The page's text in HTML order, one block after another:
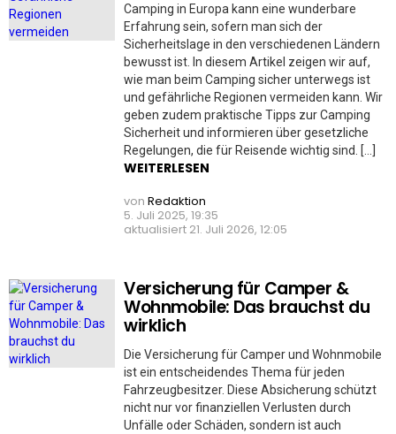
Camping in Europa kann eine wunderbare
Erfahrung sein, sofern man sich der
Sicherheitslage in den verschiedenen Ländern
bewusst ist. In diesem Artikel zeigen wir auf,
wie man beim Camping sicher unterwegs ist
und gefährliche Regionen vermeiden kann. Wir
geben zudem praktische Tipps zur Camping
Sicherheit und informieren über gesetzliche
Regelungen, die für Reisende wichtig sind. […]
WEITERLESEN
von Redaktion
5. Juli 2025, 19:35
aktualisiert 21. Juli 2026, 12:05
Versicherung für Camper &
Wohnmobile: Das brauchst du
wirklich
Die Versicherung für Camper und Wohnmobile
ist ein entscheidendes Thema für jeden
Fahrzeugbesitzer. Diese Absicherung schützt
nicht nur vor finanziellen Verlusten durch
Unfälle oder Schäden, sondern ist auch